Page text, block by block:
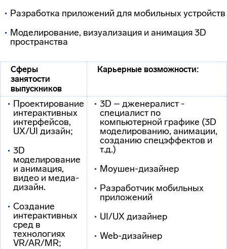
Разработка приложений для мобильных устройств
Моделирование, визуализация и анимация 3D
пространства
Сферы
занятости
выпускников
Карьерные возможности:
Проектирование
интерактивных
интерфейсов,
UX/UI дизайн;
3D
моделирование
и анимация,
видео и медиа-
дизайн.
Создание
интерактивных
сред в
технологиях
VR/AR/MR;
3D – дженералист -
специалист по
компьютерной графике (3D
моделированию, анимации,
созданию спецэффектов и
т.д.)
Моушен-дизайнер
Разработчик мобильных
приложений
UI/UX дизайнер
Web-дизайнер